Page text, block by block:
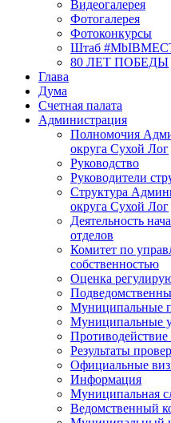
Видеогалерея
Фотогалерея
Фотоконкурсы
Штаб
80 ЛЕТ ПОБЕДЫ
Глава
Дума
Счетная палата
Администрация
Полномочия
округа Сухой Лог
Руководство
Руководители
Структура
округа Сухой Лог
Деятельность
отделов
Комитет по
собственностью
Оценка
Муниципальные
Муниципальные
Результаты
Официальные
Информация
Муниципальная
Ведомственный